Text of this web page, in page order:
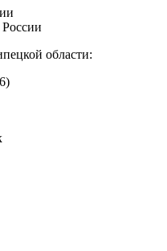
области: